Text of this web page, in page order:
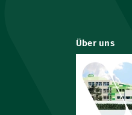
Über uns